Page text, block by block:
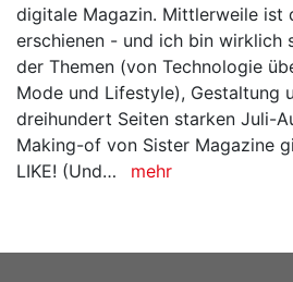
digitale Magazin. Mittlerweile ist
erschienen - und ich bin wirklich
der Themen (von Technologie
Mode und Lifestyle), Gestaltung
dreihundert Seiten starken Juli-
Making-of von Sister Magazine
LIKE! (Und…
mehr